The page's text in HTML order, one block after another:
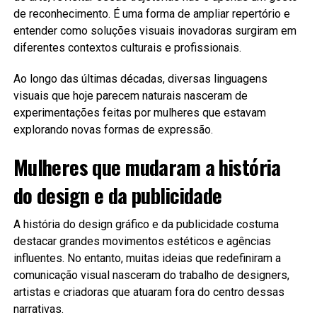
de reconhecimento. É uma forma de ampliar repertório e
entender como soluções visuais inovadoras surgiram em
diferentes contextos culturais e profissionais.
Ao longo das últimas décadas, diversas linguagens
visuais que hoje parecem naturais nasceram de
experimentações feitas por mulheres que estavam
explorando novas formas de expressão.
Mulheres que mudaram a história
do design e da publicidade
A história do design gráfico e da publicidade costuma
destacar grandes movimentos estéticos e agências
influentes. No entanto, muitas ideias que redefiniram a
comunicação visual nasceram do trabalho de designers,
artistas e criadoras que atuaram fora do centro dessas
narrativas.